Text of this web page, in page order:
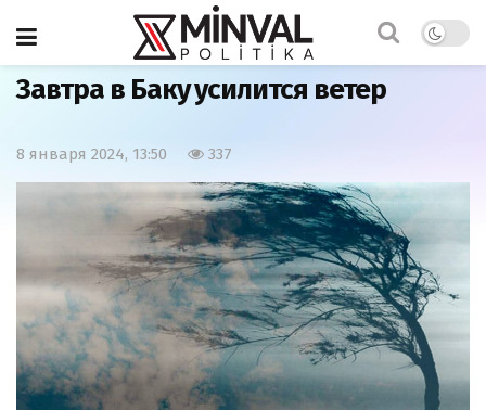
Главная Общество
Завтра в Баку усилится ветер
8 января 2024, 13:50 337